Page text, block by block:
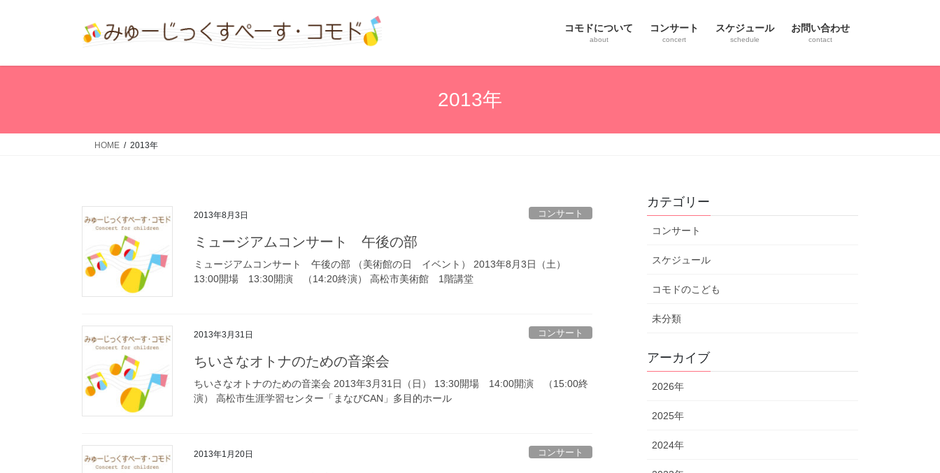
コモドについて
about
コンサート
concert
スケジュール
schedule
お問い合わせ
contact
2013年
HOME 2013年
2013年8月3日 コンサート
ミュージアムコンサート 午後の部
ミュージアムコンサート 午後の部 （美術館の日 イベント） 2013年8月3日（土）
13:00開場 13:30開演 （14:20終演） 高松市美術館 1階講堂
2013年3月31日 コンサート
ちいさなオトナのための音楽会
ちいさなオトナのための音楽会 2013年3月31日（日） 13:30開場 14:00開演 （15:00終
演） 高松市生涯学習センター「まなびCAN」多目的ホール
2013年1月20日 コンサート
カテゴリー
コンサート
スケジュール
コモドのこども
未分類
アーカイブ
2026年
2025年
2024年